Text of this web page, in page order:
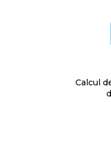
Calcul